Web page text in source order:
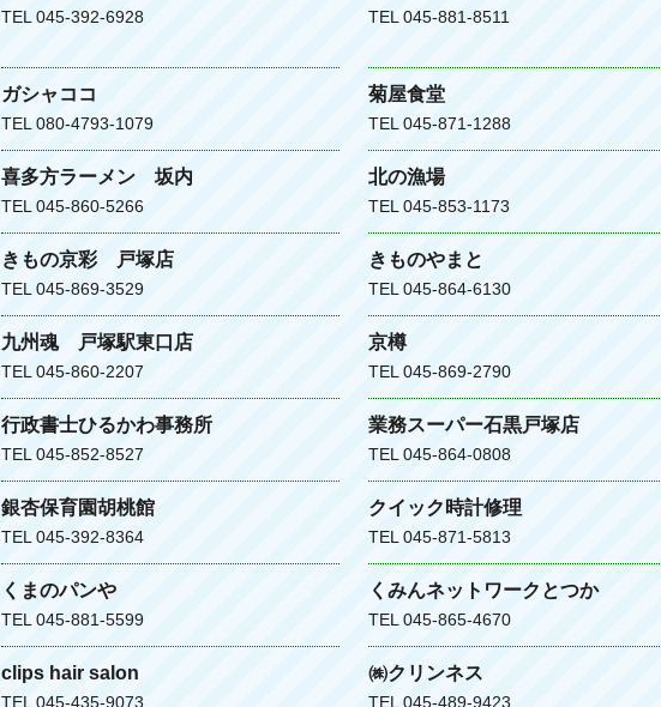
TEL 045-392-6928 TEL 045-881-8511
ガシャココ
TEL 080-4793-1079
菊屋食堂
TEL 045-871-1288
喜多方ラーメン 坂内
TEL 045-860-5266
北の漁場
TEL 045-853-1173
きもの京彩 戸塚店
TEL 045-869-3529
きものやまと
TEL 045-864-6130
九州魂 戸塚駅東口店
TEL 045-860-2207
京樽
TEL 045-869-2790
行政書士ひるかわ事務所
TEL 045-852-8527
業務スーパー石黒戸塚店
TEL 045-864-0808
銀杏保育園胡桃館
TEL 045-392-8364
クイック時計修理
TEL 045-871-5813
くまのパンや
TEL 045-881-5599
くみんネットワークとつか
TEL 045-865-4670
clips hair salon
TEL 045-435-9073
㈱クリンネス
TEL 045-489-9423